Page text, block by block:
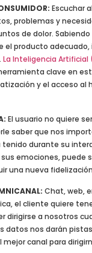
Escuchar
problemas y
de dolor.
el producto
La Inteligencia Artificial
clave en
y el acceso al
El usuario no quiere
saber que nos
tenido durante su
emociones, puede
una nueva
Chat, web,
el cliente quiere
dirigirse a nosotros
datos nos darán
mejor canal para